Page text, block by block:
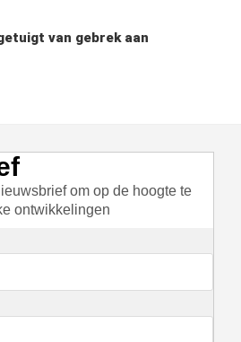
van gebrek aan
om op de hoogte te
ontwikkelingen